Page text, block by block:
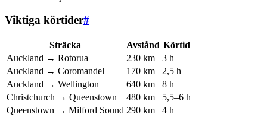
Viktiga körtider#
Sträcka Avstånd Körtid
Auckland → Rotorua
230 km
3 h
Auckland → Coromandel
170 km
2,5 h
Auckland → Wellington
640 km
8 h
Christchurch → Queenstown
480 km
5,5–6 h
Queenstown → Milford Sound 290 km
4 h